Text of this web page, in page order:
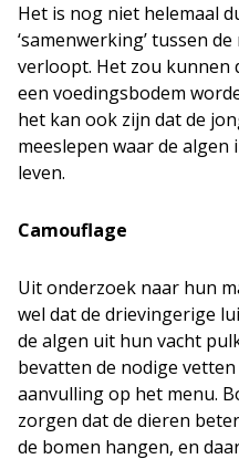
Het is nog niet helemaal
‘samenwerking’ tussen
verloopt. Het zou kunnen
een voedingsbodem
het kan ook zijn dat de
meeslepen waar de algen
leven.
Camouflage
Uit onderzoek naar hun
wel dat de drievingerige
de algen uit hun vacht
bevatten de nodige
aanvulling op het menu.
zorgen dat de dieren
de bomen hangen, en